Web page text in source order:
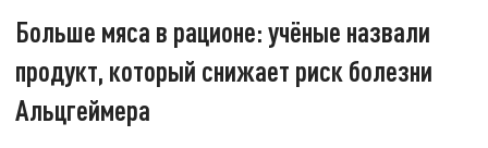
Больше мяса в рационе: учёные назвали
продукт, который снижает риск болезни
Альцгеймера